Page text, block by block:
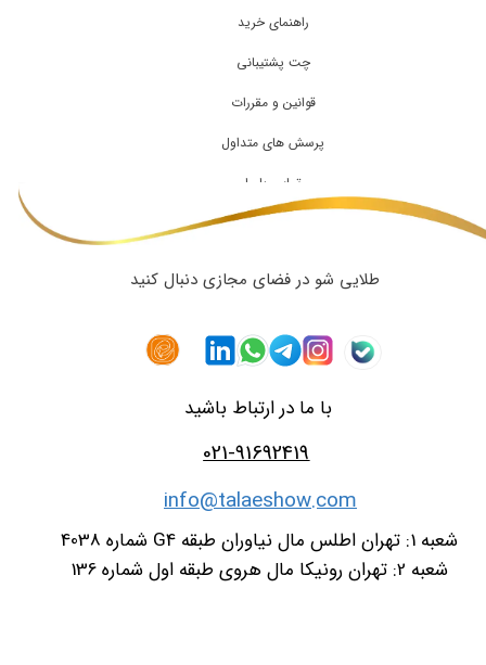
راهنمای خرید
چت پشتیبانی
قوانین و مقررات
پرسش های متداول
تماس با ما
شعبه 1: تهران اطلس مال نیاوران طبقه G4 شماره 4038
شعبه 2: تهران رونیکا مال هروی طبقه اول شماره 136
طلایی شو در فضای مجازی دنبال کنید
021-91692419
info@talaeshow.com
با ما در ارتباط باشید